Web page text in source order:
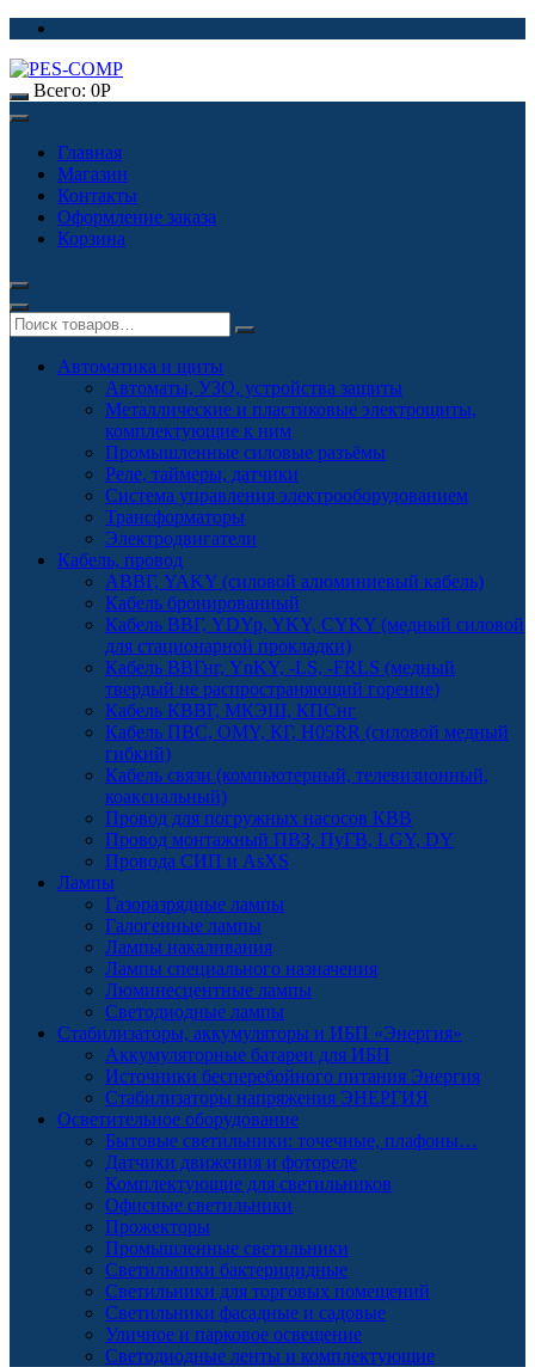
Всего: 0Р
Главная
Магазин
Контакты
Оформление заказа
Корзина
Автоматика и щиты
Автоматы, УЗО, устройства защиты
Металлические и пластиковые электрощиты,
комплектующие к ним
Промышленные силовые разъёмы
Реле, таймеры, датчики
Система управления электрооборудованием
Трансформаторы
Электродвигатели
Кабель, провод
АВВГ, YAKY (силовой алюминиевый кабель)
Кабель бронированный
Кабель ВВГ, YDYp, YKY, CYKY (медный силовой
для стационарной прокладки)
Кабель ВВГнг, YnKY, -LS, -FRLS (медный
твердый не распространяющий горение)
Кабель КВВГ, МКЭШ, КПСнг
Кабель ПВС, OMY, КГ, H05RR (силовой медный
гибкий)
Кабель связи (компьютерный, телевизионный,
коаксиальный)
Провод для погружных насосов КВВ
Провод монтажный ПВЗ, ПуГВ, LGY, DY
Провода СИП и AsXS
Лампы
Газоразрядные лампы
Галогенные лампы
Лампы накаливания
Лампы специального назначения
Люминесцентные лампы
Светодиодные лампы
Стабилизаторы, аккумуляторы и ИБП «Энергия»
Аккумуляторные батареи для ИБП
Источники бесперебойного питания Энергия
Стабилизаторы напряжения ЭНЕРГИЯ
Осветительное оборудование
Бытовые светильники: точечные, плафоны…
Датчики движения и фотореле
Комплектующие для светильников
Офисные светильники
Прожекторы
Промышленные светильники
Светильники бактерицидные
Светильники для торговых помещений
Светильники фасадные и садовые
Уличное и парковое освещение
Светодиодные ленты и комплектующие